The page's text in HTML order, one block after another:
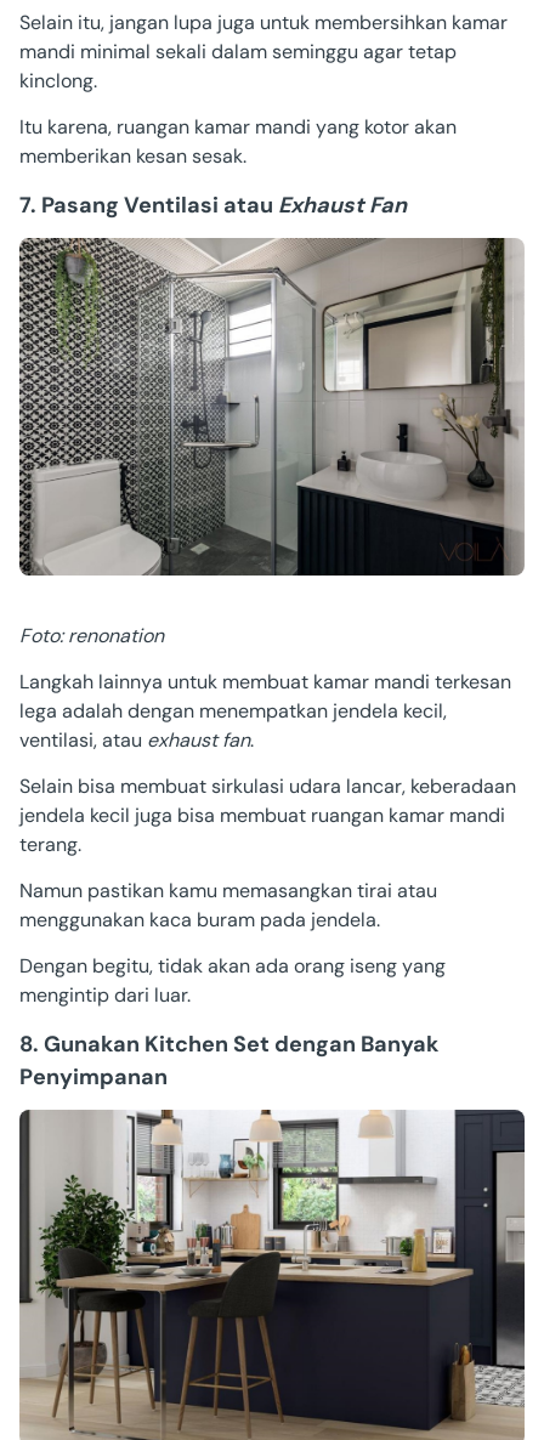
Selain itu, jangan lupa juga untuk membersihkan kamar
mandi minimal sekali dalam seminggu agar tetap
kinclong.
Itu karena, ruangan kamar mandi yang kotor akan
memberikan kesan sesak.
7. Pasang Ventilasi atau Exhaust Fan
Foto: renonation
Langkah lainnya untuk membuat kamar mandi terkesan
lega adalah dengan menempatkan jendela kecil,
ventilasi, atau exhaust fan.
Selain bisa membuat sirkulasi udara lancar, keberadaan
jendela kecil juga bisa membuat ruangan kamar mandi
terang.
Namun pastikan kamu memasangkan tirai atau
menggunakan kaca buram pada jendela.
Dengan begitu, tidak akan ada orang iseng yang
mengintip dari luar.
8. Gunakan Kitchen Set dengan Banyak
Penyimpanan